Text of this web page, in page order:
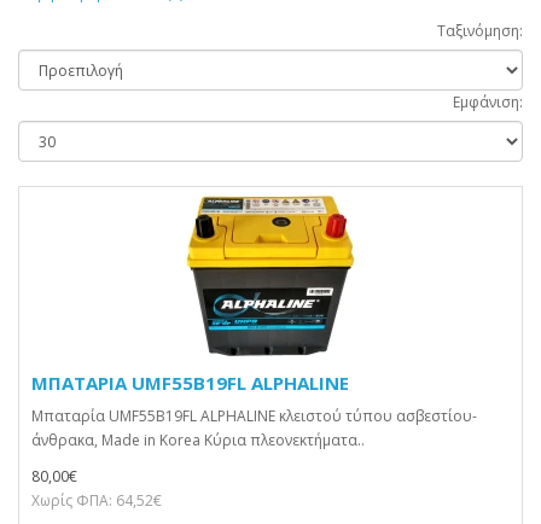
Ταξινόμηση:
Εμφάνιση:
ΜΠΑΤΑΡΙΑ UMF55B19FL ALPHALINE
Μπαταρία UMF55B19FL ALPHALINE κλειστού τύπου ασβεστίου-
άνθρακα, Made in Korea Κύρια πλεονεκτήματα..
80,00€
Χωρίς ΦΠΑ: 64,52€